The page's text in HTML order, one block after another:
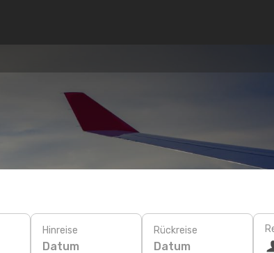
Hinreise
Datum
Rückreise
Datum